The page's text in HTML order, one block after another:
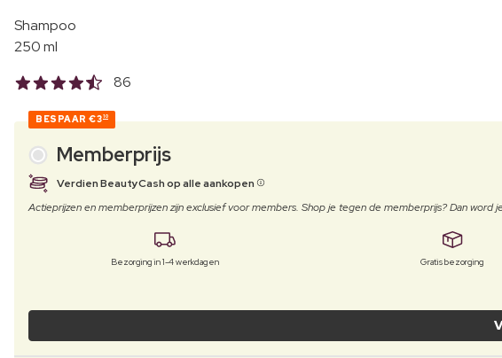
Shampoo
250 ml
86
BESPAAR €310
Memberprijs
Verdien BeautyCash op alle aankopen
Actieprijzen en memberprijzen zijn exclusief voor members. Shop je tegen de memberprijs? Dan
Bezorging in 1-4 werkdagen Gratis bezorging